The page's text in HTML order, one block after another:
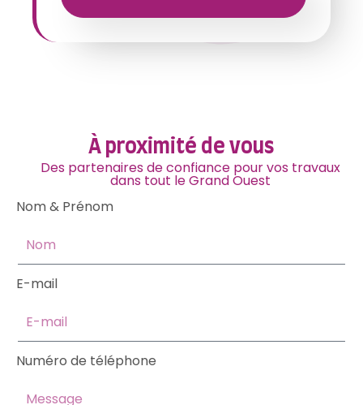
À proximité de vous
Des partenaires de confiance pour vos travaux
dans tout le Grand Ouest
Nom & Prénom
E-mail
Numéro de téléphone